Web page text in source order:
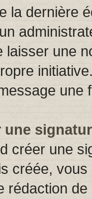
la dernière
laisser une
une
créer une
créée,
rédaction